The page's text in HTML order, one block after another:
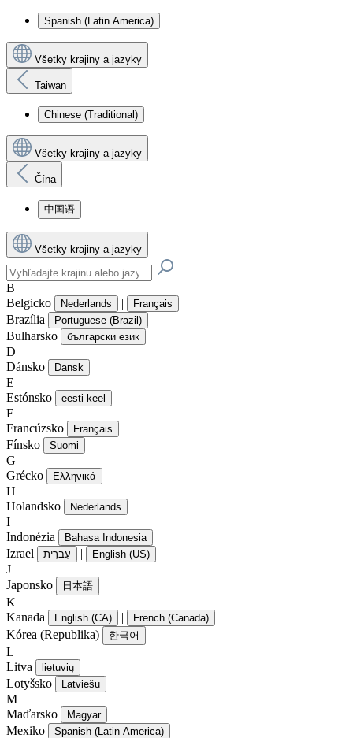
Spanish (Latin America)
Všetky krajiny a jazyky
Taiwan
Chinese (Traditional)
Všetky krajiny a jazyky
Čína
中国语
Všetky krajiny a jazyky
B
Belgicko
Nederlands | Français
Brazília Portuguese (Brazil)
Bulharsko български език
D
Dánsko
Dansk
E
Estónsko
eesti keel
F
Francúzsko
Français
Fínsko Suomi
G
Grécko
Ελληνικά
H
Holandsko
Nederlands
I
Indonézia
Bahasa Indonesia
Izrael עִברִית | English (US)
J
Japonsko
日本語
K
Kanada
English (CA) | French (Canada)
Kórea (Republika) 한국어
L
Litva
lietuvių
Lotyšsko Latviešu
M
Maďarsko
Magyar
Mexiko Spanish (Latin America)